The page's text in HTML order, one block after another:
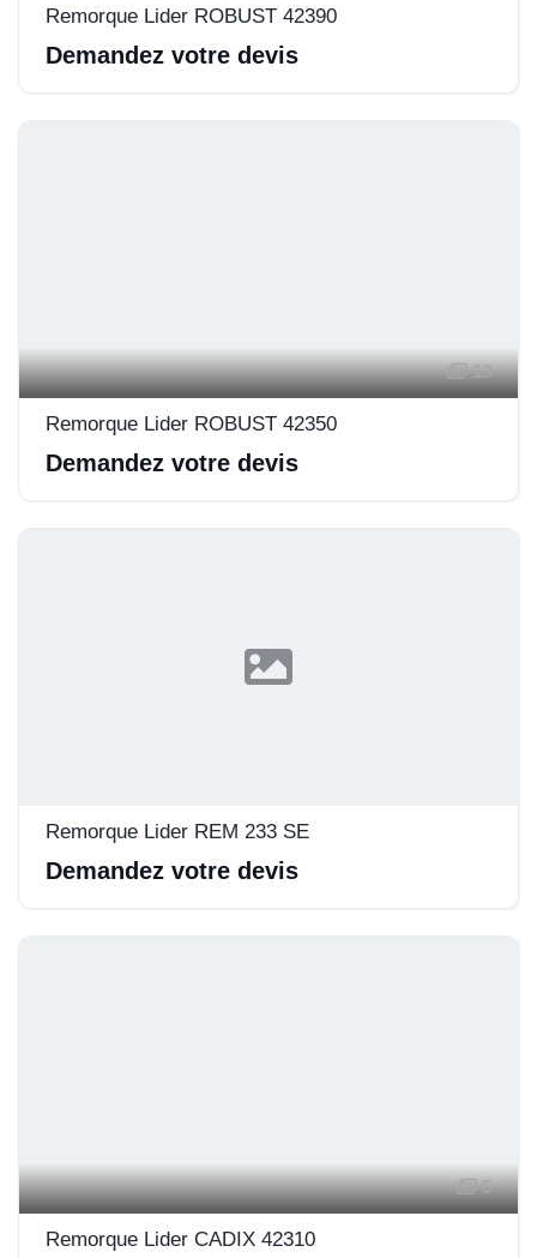
Remorque Lider ROBUST 42390
Demandez votre devis
13
Remorque Lider ROBUST 42350
Demandez votre devis
Remorque Lider REM 233 SE
Demandez votre devis
5
Remorque Lider CADIX 42310